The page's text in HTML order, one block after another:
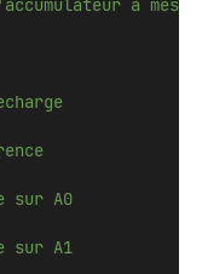
à
sur A0
sur A1